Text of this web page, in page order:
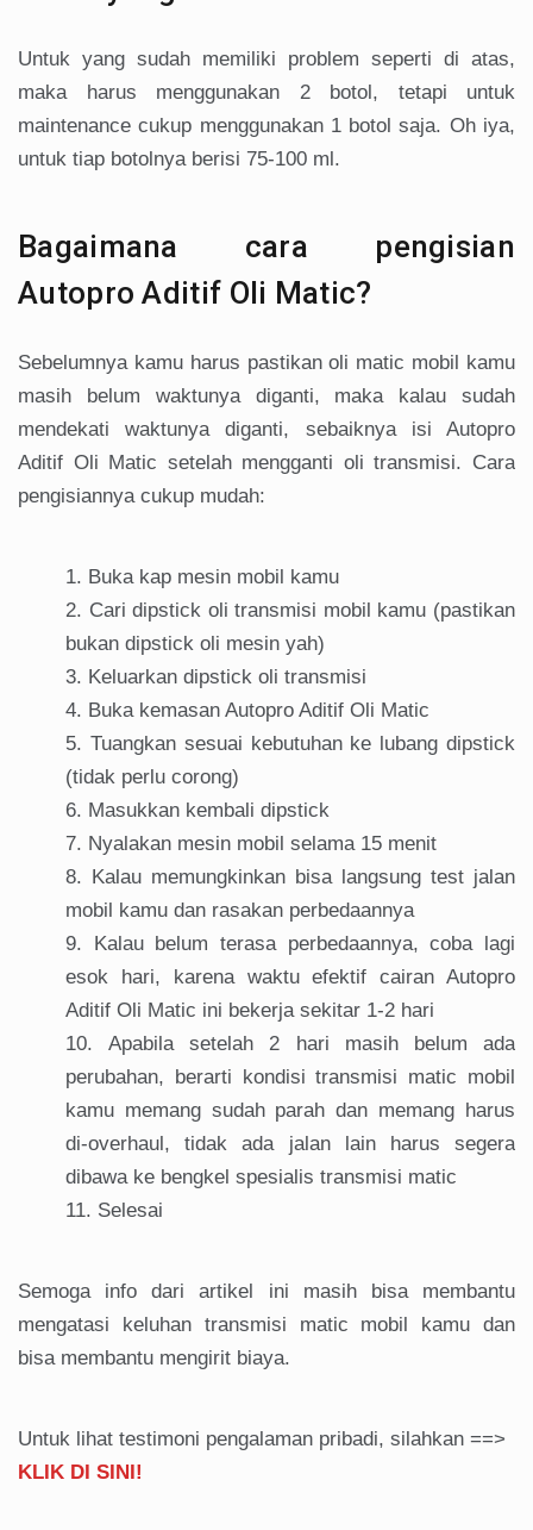
Untuk yang sudah memiliki problem seperti di atas,
maka harus menggunakan 2 botol, tetapi untuk
maintenance cukup menggunakan 1 botol saja. Oh iya,
untuk tiap botolnya berisi 75-100 ml.
Bagaimana cara pengisian
Autopro Aditif Oli Matic?
Sebelumnya kamu harus pastikan oli matic mobil kamu
masih belum waktunya diganti, maka kalau sudah
mendekati waktunya diganti, sebaiknya isi Autopro
Aditif Oli Matic setelah mengganti oli transmisi. Cara
pengisiannya cukup mudah:
Buka kap mesin mobil kamu
Cari dipstick oli transmisi mobil kamu (pastikan
bukan dipstick oli mesin yah)
Keluarkan dipstick oli transmisi
Buka kemasan Autopro Aditif Oli Matic
Tuangkan sesuai kebutuhan ke lubang dipstick
(tidak perlu corong)
Masukkan kembali dipstick
Nyalakan mesin mobil selama 15 menit
Kalau memungkinkan bisa langsung test jalan
mobil kamu dan rasakan perbedaannya
Kalau belum terasa perbedaannya, coba lagi
esok hari, karena waktu efektif cairan Autopro
Aditif Oli Matic ini bekerja sekitar 1-2 hari
Apabila setelah 2 hari masih belum ada
perubahan, berarti kondisi transmisi matic mobil
kamu memang sudah parah dan memang harus
di-overhaul, tidak ada jalan lain harus segera
dibawa ke bengkel spesialis transmisi matic
Selesai
Semoga info dari artikel ini masih bisa membantu
mengatasi keluhan transmisi matic mobil kamu dan
bisa membantu mengirit biaya.
Untuk lihat testimoni pengalaman pribadi, silahkan ==>
KLIK DI SINI!